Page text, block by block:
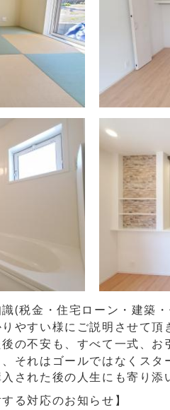
識(税金・住宅ローン・
に分かりやすい様
後の不安も、すべて一
ること、それはゴー
された後の人生にも寄り
る対応のお知らせ】